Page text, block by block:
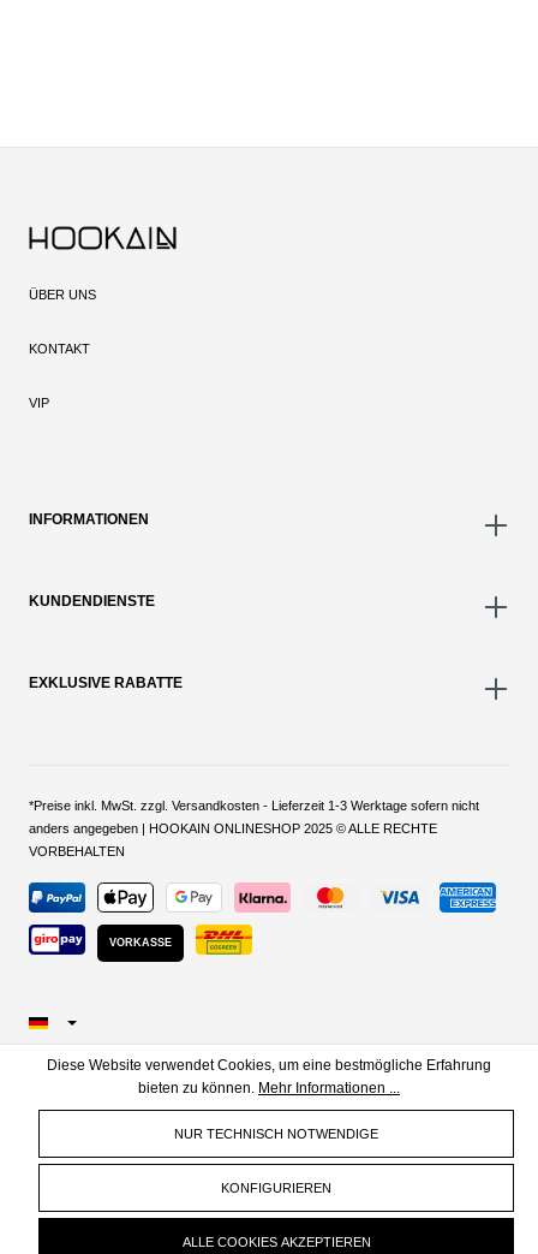
ÜBER UNS
KONTAKT
VIP
INFORMATIONEN
KUNDENDIENSTE
EXKLUSIVE RABATTE
*Preise inkl. MwSt. zzgl. Versandkosten - Lieferzeit 1-3 Werktage sofern nicht
anders angegeben | HOOKAIN ONLINESHOP 2025 © ALLE RECHTE
VORBEHALTEN
VORKASSE
Diese Website verwendet Cookies, um eine bestmögliche Erfahrung
bieten zu können. Mehr Informationen ...
NUR TECHNISCH NOTWENDIGE
KONFIGURIEREN
ALLE COOKIES AKZEPTIEREN